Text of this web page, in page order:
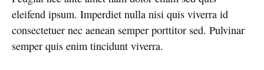
eleifend ipsum. Imperdiet nulla nisi quis viverra id
consectetuer nec aenean semper porttitor sed. Pulvinar
semper quis enim tincidunt viverra.